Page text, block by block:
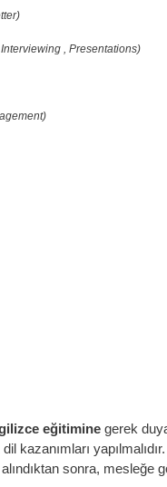
, Presentations)
eğitimine gerek
kazanımları
sonra, mesleğe